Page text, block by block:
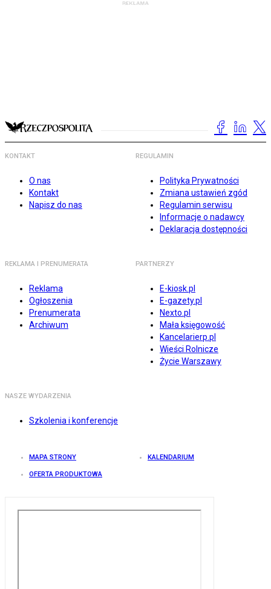
KONTAKT
O nas
Kontakt
Napisz do nas
REGULAMIN
Polityka Prywatności
Zmiana ustawień zgód
Regulamin serwisu
Informacje o nadawcy
Deklaracja dostępności
REKLAMA I PRENUMERATA
Reklama
Ogłoszenia
Prenumerata
Archiwum
PARTNERZY
E-kiosk.pl
E-gazety.pl
Nexto.pl
Mała księgowość
Kancelarierp.pl
Wieści Rolnicze
Życie Warszawy
NASZE WYDARZENIA
Szkolenia i konferencje
MAPA STRONY KALENDARIUM
OFERTA PRODUKTOWA